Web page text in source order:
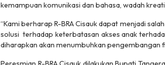
kemampuan komunikasi dan bahasa, wadah
“Kami berharap R-BRA Cisauk dapat menjadi
solusi terhadap keterbatasan akses anak
diharapkan akan menumbuhkan pengembangan